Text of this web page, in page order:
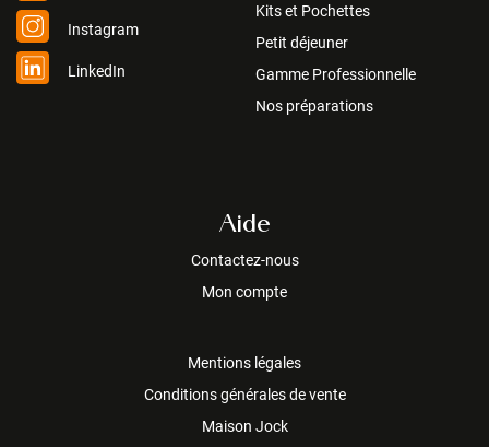
Kits et Pochettes
Petit déjeuner
Gamme Professionnelle
Nos préparations
Aide
Contactez-nous
Mon compte
Mentions légales
Conditions générales de vente
Maison Jock
Instagram
LinkedIn